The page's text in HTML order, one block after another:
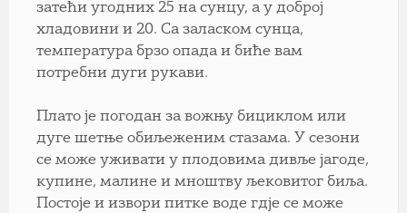
затећи угодних 25 на сунцу, а у доброј
хладовини и 20. Са заласком сунца,
температура брзо опада и биће вам
потребни дуги рукави.
Плато је погодан за вожњу бициклом или
дуге шетње обиљеженим стазама. У сезони
се може уживати у плодовима дивље јагоде,
купине, малине и мноштву љековитог биља.
Постоје и извори питке воде гдје се може